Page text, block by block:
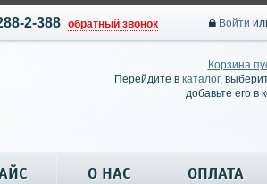
2-388 обратный звонок Войти
Корзина
Перейдите в каталог,
добавьте его в
О НАС ОПЛАТА